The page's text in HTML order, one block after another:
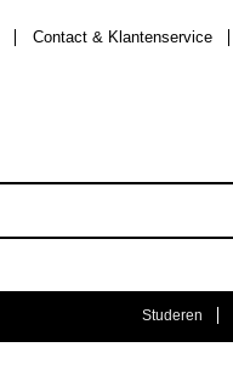
Contact & Klantenservice
Studeren